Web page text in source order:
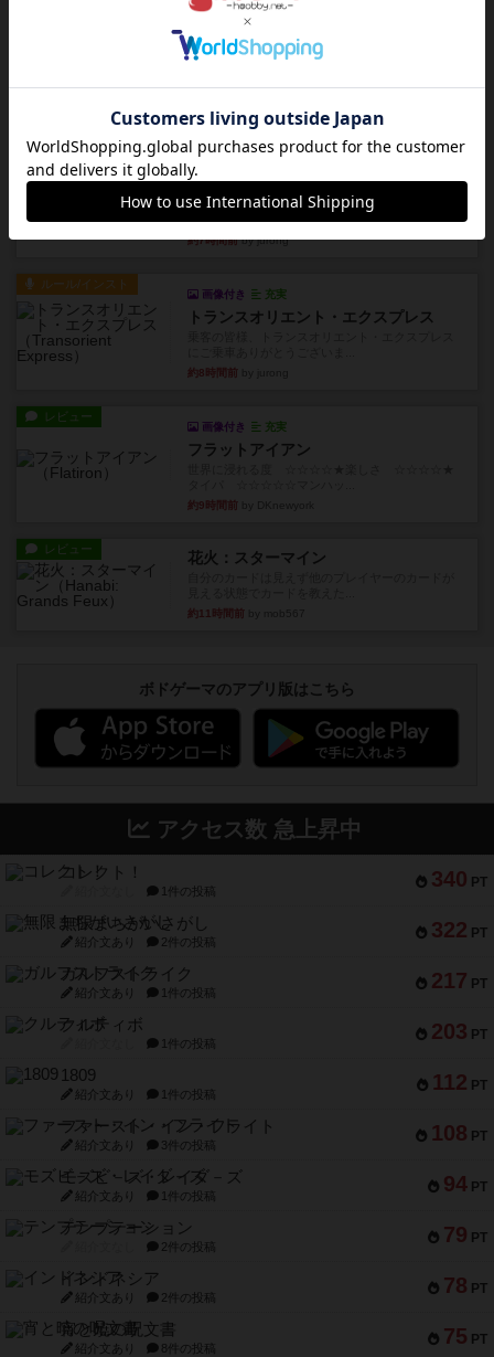
画像付き
フラットアイアン
ム選んだ企業ボードに街で...
ルール/インスト
キャプテン・フリップ：イスラ・ボンバ
イスラ・ボンバを探しに出航!潜水艦を装備し、あ
なたの乗組員を監獄から解...
約7時間前by jurong
ルール/インスト
画像付き 充実
トランスオリエント・エクスプレス
約8時間前
レビュー
画像付き 充実
フラットアイアン
約9時間前
レビュー 花火：スターマイン
約11時間前
ボドゲーマのアプリ版はこちら
アクセス数 急上昇中
340 PT
コレクト！
1件の投稿
322 PT
無限まちがいさがし
紹介文あり 2件の投稿
217 PT
ガルフストライク
紹介文あり 1件の投稿
203 PT
クルティボ
1件の投稿
112 PT
1809
紹介文あり 1件の投稿
108 PT
ファースト・イン・フライト
紹介文あり 3件の投稿
94 PT
モズビ－ズ・レイダ－ズ
紹介文あり 1件の投稿
79 PT
テンプテーション
2件の投稿
78 PT
インドネシア
紹介文あり 2件の投稿
75 PT
宵と暁の呪文書
紹介文あり 8件の投稿